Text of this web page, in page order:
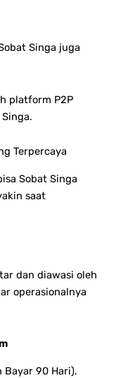
Singa juga
platform P2P
Terpercaya
Sobat Singa
saat
dan diawasi oleh
operasionalnya
Bayar 90 Hari).